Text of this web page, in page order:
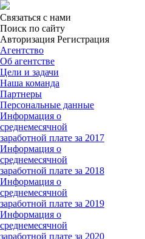
Связаться с нами
Поиск по сайту
Авторизация Регистрация
Агентство
Об агентстве
Цели и задачи
Наша команда
Партнеры
Персональные данные
Информация о
среднемесячной
заработной плате за 2017
Информация о
среднемесячной
заработной плате за 2018
Информация о
среднемесячной
заработной плате за 2019
Информация о
среднемесячной
заработной плате за 2020